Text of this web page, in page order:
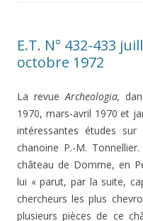
E.T. N° 432-433
octobre 1972
La revueArcheologia,
1970, mars-avril 1970 et
intéressantes études
chanoine P.-M.
château de Domme, en
lui « parut, par la suite,
chercheurs les plus
plusieurs pièces de ce